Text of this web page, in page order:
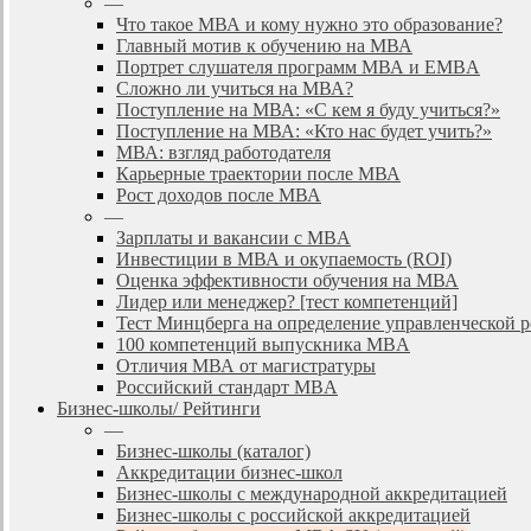
Что такое МВА и кому нужно это образование?
Главный мотив к обучению на МВА
Портрет слушателя программ МВА и EMBA
Сложно ли учиться на МВА?
Поступление на МВА: «С кем я буду учиться?»
Поступление на МВА: «Кто нас будет учить?»
МВА: взгляд работодателя
Карьерные траектории после МВА
Рост доходов после МВА
—
Зарплаты и вакансии с MBA
Инвестиции в МВА и окупаемость (ROI)
Оценка эффективности обучения на МВА
Лидер или менеджер? [тест компетенций]
Тест Минцберга на определение управленческой
100 компетенций выпускника MBA
Отличия МВА от магистратуры
Российский стандарт MBA
Бизнес-школы/ Рейтинги
—
Бизнес-школы (каталог)
Аккредитации бизнес-школ
Бизнес-школы с международной аккредитацией
Бизнес-школы с российской аккредитацией